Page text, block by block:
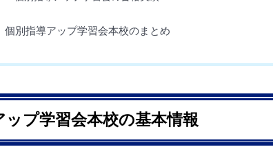
個別指導アップ学習会本校のまとめ
ップ学習会本校の基本情報